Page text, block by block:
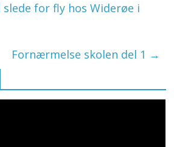
slede for fly hos Widerøe i
Fornærmelse skolen del 1 →